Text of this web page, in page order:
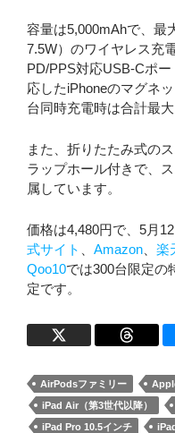
容量は5,000mAhで、最
7.5W）のワイヤレス充
PD/PPS対応USB-Cポ
応したiPhoneのマグネ
台同時充電時は合計最
また、折りたたみ式の
ラップホール付きで、
属しています。
価格は4,480円で、5月
式サイト
Amazon 楽
Qoo10では300台限定の
定です。
AirPodsファミリー
iPad Air（第3世代以降）
iPad Pro 10.5インチ